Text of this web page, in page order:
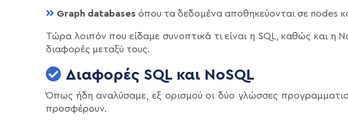
Graph databases όπου τα δεδομένα αποθηκεύονται σε nodes
Τώρα λοιπόν που είδαμε συνοπτικά τι είναι η SQL, καθώς και η
διαφορές μεταξύ τους.
Διαφορές SQL και NoSQL
Όπως ήδη αναλύσαμε, εξ ορισμού οι δύο γλώσσες
προσφέρουν.